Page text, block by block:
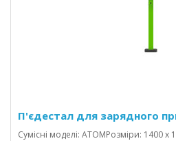
П'єдестал для зарядного
Сумісні моделі: ATOMРозміри: 1400 x